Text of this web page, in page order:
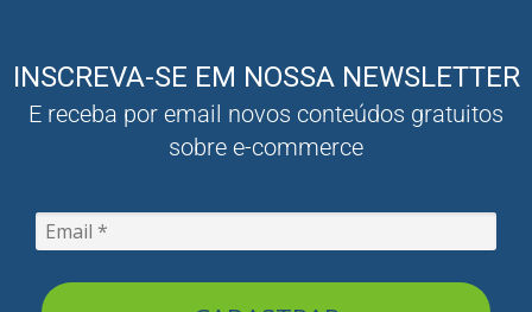
INSCREVA-SE EM NOSSA NEWSLETTER
E receba por email novos conteúdos gratuitos
sobre e-commerce